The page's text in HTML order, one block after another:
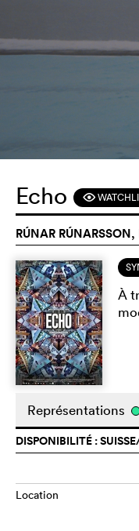
Echo F
RÚNAR
À
Représentations
DISPONIBILITÉ :
Location